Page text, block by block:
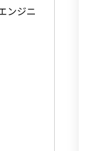
ンジニ